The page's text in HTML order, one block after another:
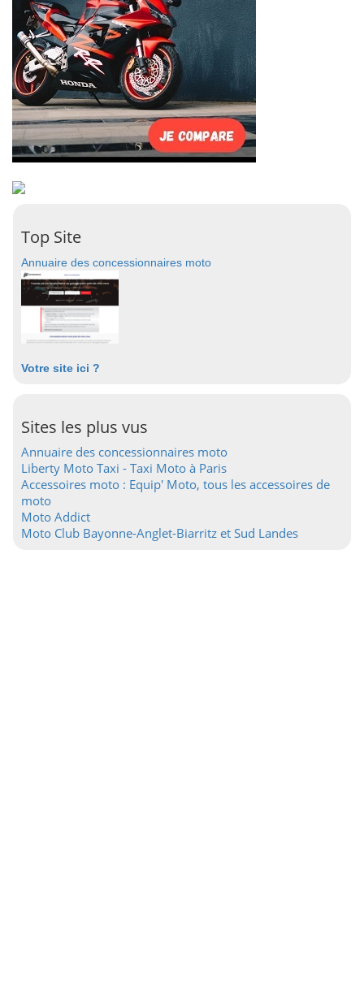
Top Site
Annuaire des concessionnaires moto
Votre site ici ?
Sites les plus vus
Annuaire des concessionnaires moto
Liberty Moto Taxi - Taxi Moto à Paris
Accessoires moto : Equip' Moto, tous les accessoires de
moto
Moto Addict
Moto Club Bayonne-Anglet-Biarritz et Sud Landes